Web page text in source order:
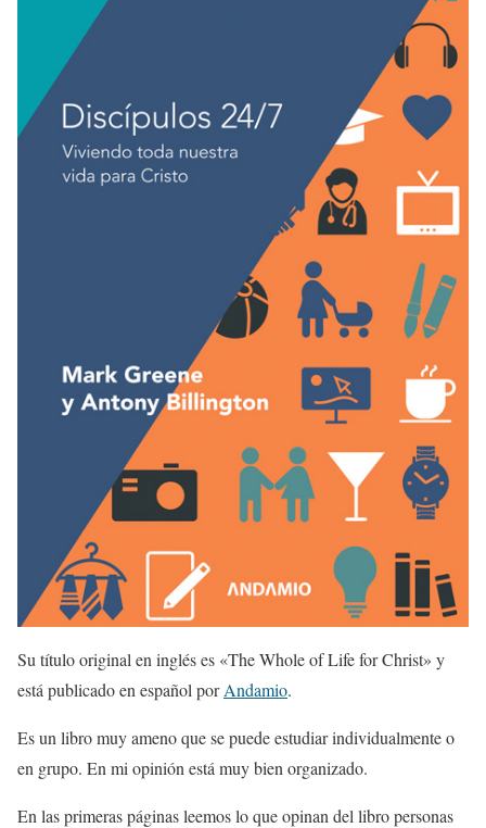
Su título original en inglés es «The Whole of Life for Christ» y
está publicado en español porAndamio.
Es un libro muy ameno que se puede estudiar individualmente o
en grupo. En mi opinión está muy bien organizado.
En las primeras páginas leemos lo que opinan del libro personas